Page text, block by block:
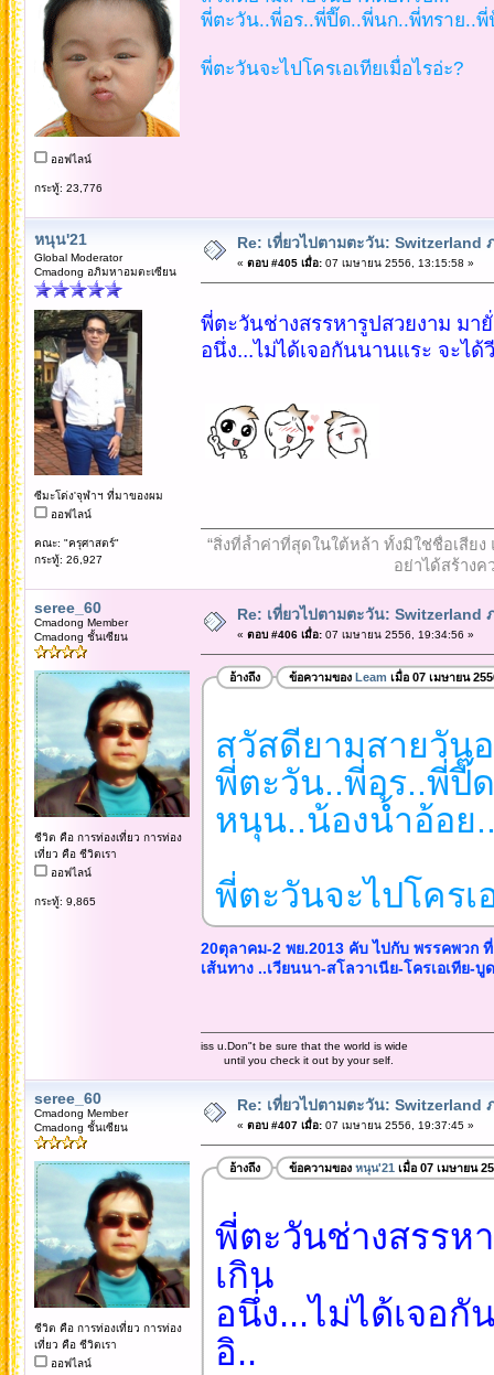
ออฟไลน์
กระทู้: 23,776
พี่ตะวัน..พี่อร..พี่ปี๊ด..พี่นก..พี่ทราย..
พี่ตะวันจะไปโครเอเทียเมื่อไรอ่ะ?
หนุน'21
Global Moderator
Cmadong อภิมหาอมตะเซียน
ซีมะโด่ง'จุฬาฯ ที่มาของผม
ออฟไลน์
คณะ: "ครุศาสตร์"
กระทู้: 26,927
Re: เที่ยวไปตามตะวัน: Switzerland
« ตอบ #405 เมื่อ:07 เมษายน 2556, 13:15:58 »
พี่ตะวันช่างสรรหารูปสวยงาม มา
อนึ่ง...ไม่ได้เจอกันนานแระ จะได้
“สิ่งที่ล้ำค่าที่สุดในใต้หล้า ทั้งมิใช่ชื่อเสีย
อย่าได้สร้างค
seree_60
Cmadong Member
Cmadong ชั้นเซียน
ชีวิต คือ การท่องเที่ยว การท่อง
เที่ยว คือ ชีวิตเรา
ออฟไลน์
กระทู้: 9,865
Re: เที่ยวไปตามตะวัน: Switzerland
« ตอบ #406 เมื่อ:07 เมษายน 2556, 19:34:56 »
อ้างถึง ข้อความของ Leam เมื่อ 07 เมษายน
สวัสดียามสายวัน
พี่ตะวัน..พี่อร..พี่ปี๊
หนุน..น้องน้ำอ้อย
พี่ตะวันจะไปโครเ
20ตุลาคม-2 พย.2013 คับ ไปกับ พรรคพวก
เส้นทาง ..เวียนนา-สโลวาเนีย-โครเอเทีย-
iss u.Don"t be sure that the world is wide
until you check it out by your self.
seree_60
Cmadong Member
Cmadong ชั้นเซียน
ชีวิต คือ การท่องเที่ยว การท่อง
เที่ยว คือ ชีวิตเรา
ออฟไลน์
Re: เที่ยวไปตามตะวัน: Switzerland
« ตอบ #407 เมื่อ:07 เมษายน 2556, 19:37:45 »
อ้างถึง ข้อความของ หนุน'21 เมื่อ 07 เมษายน
พี่ตะวันช่างสรรห
เกิน
อนึ่ง...ไม่ได้เจอกั
อิ..